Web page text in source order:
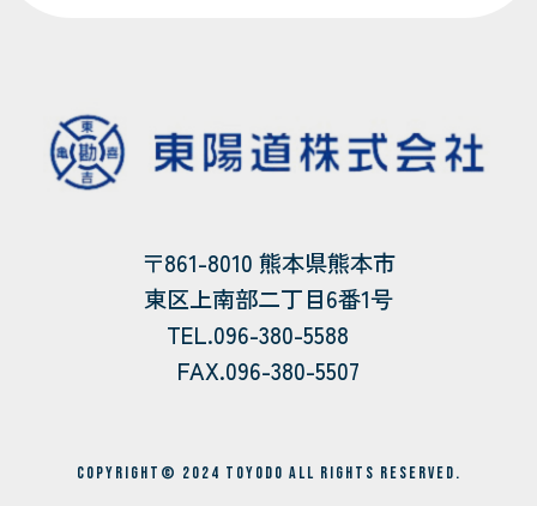
〒861-8010 熊本県熊本市
東区上南部二丁目6番1号
TEL.096-380-5588
FAX.096-380-5507
Copyright© 2024 toyodo All Rights Reserved.